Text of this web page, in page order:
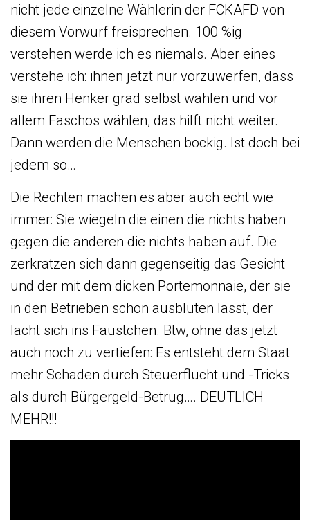
nicht jede einzelne Wählerin der FCKAFD von
diesem Vorwurf freisprechen. 100 %ig
verstehen werde ich es niemals. Aber eines
verstehe ich: ihnen jetzt nur vorzuwerfen, dass
sie ihren Henker grad selbst wählen und vor
allem Faschos wählen, das hilft nicht weiter.
Dann werden die Menschen bockig. Ist doch bei
jedem so…
Die Rechten machen es aber auch echt wie
immer: Sie wiegeln die einen die nichts haben
gegen die anderen die nichts haben auf. Die
zerkratzen sich dann gegenseitig das Gesicht
und der mit dem dicken Portemonnaie, der sie
in den Betrieben schön ausbluten lässt, der
lacht sich ins Fäustchen. Btw, ohne das jetzt
auch noch zu vertiefen: Es entsteht dem Staat
mehr Schaden durch Steuerflucht und -Tricks
als durch Bürgergeld-Betrug…. DEUTLICH
MEHR!!!